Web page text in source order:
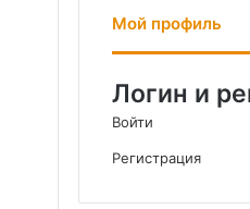
Мой профиль
Логин и
Войти
Регистрация